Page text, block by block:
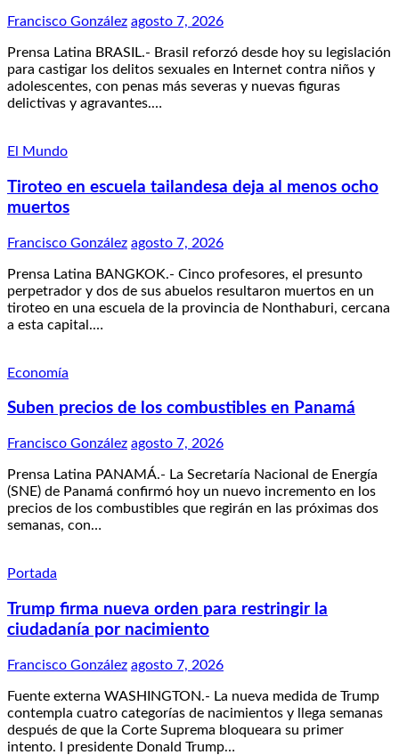
Francisco González agosto 7, 2026
Prensa Latina BRASIL.- Brasil reforzó desde hoy su legislación
para castigar los delitos sexuales en Internet contra niños y
adolescentes, con penas más severas y nuevas figuras
delictivas y agravantes.…
El Mundo
Tiroteo en escuela tailandesa deja al menos ocho
muertos
Francisco González agosto 7, 2026
Prensa Latina BANGKOK.- Cinco profesores, el presunto
perpetrador y dos de sus abuelos resultaron muertos en un
tiroteo en una escuela de la provincia de Nonthaburi, cercana
a esta capital.…
Economía
Suben precios de los combustibles en Panamá
Francisco González agosto 7, 2026
Prensa Latina PANAMÁ.- La Secretaría Nacional de Energía
(SNE) de Panamá confirmó hoy un nuevo incremento en los
precios de los combustibles que regirán en las próximas dos
semanas, con…
Portada
Trump firma nueva orden para restringir la
ciudadanía por nacimiento
Francisco González agosto 7, 2026
Fuente externa WASHINGTON.- La nueva medida de Trump
contempla cuatro categorías de nacimientos y llega semanas
después de que la Corte Suprema bloqueara su primer
intento. l presidente Donald Trump…